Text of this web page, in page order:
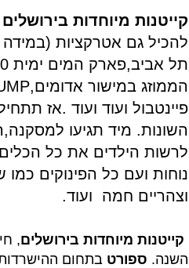
קייטנות מיוחדות בירושלים
להכיל גם אטרקציות
פיינטבול ועוד ועוד .אז
השונות. מיד תגיעו
לרשות הילדים את כל
וצהריים חמה ועוד.
קייטנות מיוחדות בירושלים,
השנה. ספורט בתחום